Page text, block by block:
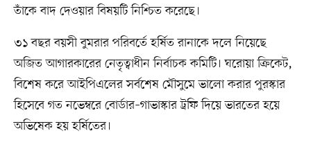
তাঁকে বাদ দেওয়ার বিষয়টি নিশ্চিত করেছে।
৩১ বছর বয়সী বুমরার পরিবর্তে হর্ষিত রানাকে দলে নিয়েছে
অজিত আগারকারের নেতৃত্বাধীন নির্বাচক কমিটি। ঘরোয়া ক্রিকেট,
বিশেষ করে আইপিএলের সর্বশেষ মৌসুমে ভালো করার পুরস্কার
হিসেবে গত নভেম্বরে বোর্ডার–গাভাস্কার ট্রফি দিয়ে ভারতের হয়ে
অভিষেক হয় হর্ষিতের।